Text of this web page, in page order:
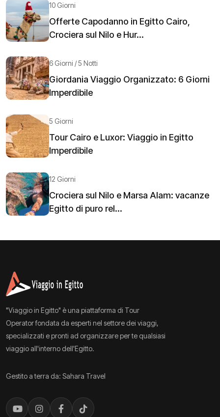
10 Giorni
Offerte Capodanno in Egitto Cairo,
Crociera sul Nilo e Hur...
6 Giorni / 5 Notti
Giordania Viaggio Organizzato: 6 Giorni
Imperdibile
5 Giorni
Tour Cairo e Luxor: Viaggio in Egitto
Imperdibile
12 Giorni
Crociera sul Nilo e Marsa Alam: vacanze
Egitto di puro rel...
"Viaggio in Egitto" è una piattaforma di Tour
Operator fondata da esperti nel settore dei viaggi,
specializzati e pronti ad organizzare per te qualsiasi
viaggio all'interno dell'Egitto.
Gestito a terra da: Sahara Travel